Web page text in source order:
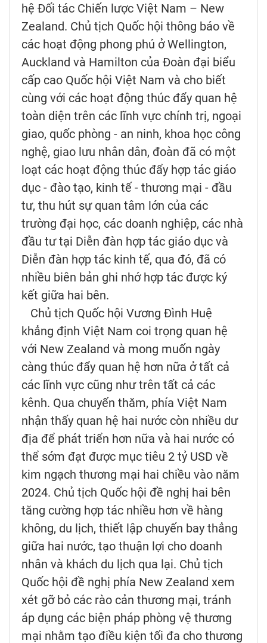
hệ Đối tác Chiến lược Việt Nam – New
Zealand. Chủ tịch Quốc hội thông báo về
các hoạt động phong phú ở Wellington,
Auckland và Hamilton của Đoàn đại biểu
cấp cao Quốc hội Việt Nam và cho biết
cùng với các hoạt động thúc đẩy quan hệ
toàn diện trên các lĩnh vực chính trị, ngoại
giao, quốc phòng - an ninh, khoa học công
nghệ, giao lưu nhân dân, đoàn đã có một
loạt các hoạt động thúc đẩy hợp tác giáo
dục - đào tạo, kinh tế - thương mại - đầu
tư, thu hút sự quan tâm lớn của các
trường đại học, các doanh nghiệp, các nhà
đầu tư tại Diễn đàn hợp tác giáo dục và
Diễn đàn hợp tác kinh tế, qua đó, đã có
nhiều biên bản ghi nhớ hợp tác được ký
kết giữa hai bên.
Chủ tịch Quốc hội Vương Đình Huệ
khẳng định Việt Nam coi trọng quan hệ
với New Zealand và mong muốn ngày
càng thúc đẩy quan hệ hơn nữa ở tất cả
các lĩnh vực cũng như trên tất cả các
kênh. Qua chuyến thăm, phía Việt Nam
nhận thấy quan hệ hai nước còn nhiều dư
địa để phát triển hơn nữa và hai nước có
thể sớm đạt được mục tiêu 2 tỷ USD về
kim ngạch thương mại hai chiều vào năm
2024. Chủ tịch Quốc hội đề nghị hai bên
tăng cường hợp tác nhiều hơn về hàng
không, du lịch, thiết lập chuyến bay thẳng
giữa hai nước, tạo thuận lợi cho doanh
nhân và khách du lịch qua lại. Chủ tịch
Quốc hội đề nghị phía New Zealand xem
xét gỡ bỏ các rào cản thương mại, tránh
áp dụng các biện pháp phòng vệ thương
mại nhằm tạo điều kiện tối đa cho thương